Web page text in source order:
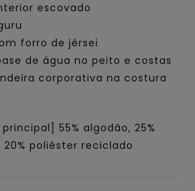
escovado
forro de jérsei
de água no peito e costas
corporativa na costura
principal] 55% algodão, 25%
poliéster reciclado